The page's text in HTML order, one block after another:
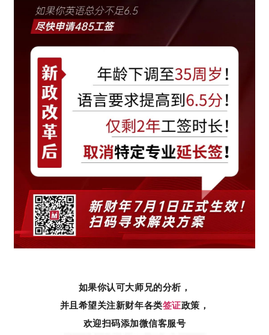
如果你认可大师兄的分析，
并且希望关注新财年各类签证政策，
欢迎扫码添加微信客服号